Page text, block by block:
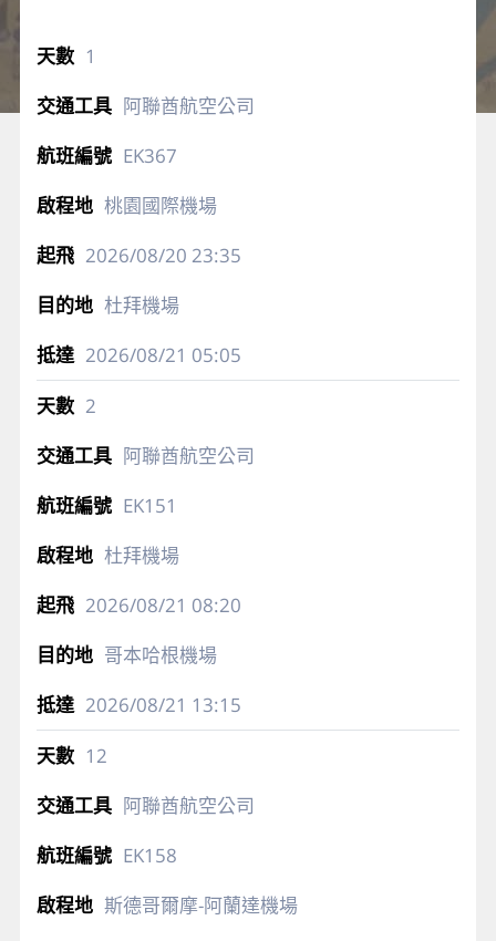
1
阿聯酋航空公司
EK367
桃園國際機場
2026/08/20 23:35
杜拜機場
2026/08/21 05:05
2
阿聯酋航空公司
EK151
杜拜機場
2026/08/21 08:20
哥本哈根機場
2026/08/21 13:15
12
阿聯酋航空公司
EK158
斯德哥爾摩-阿蘭達機場